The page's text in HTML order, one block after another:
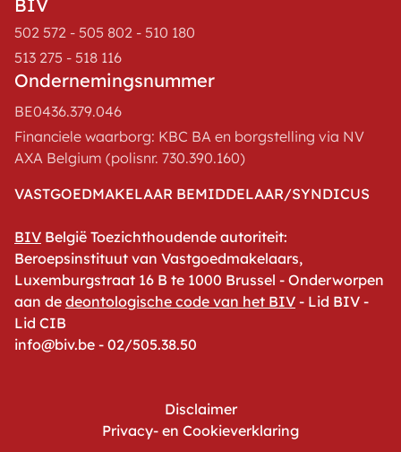
BIV
502 572 - 505 802 - 510 180
513 275 - 518 116
Ondernemingsnummer
BE0436.379.046
Financiele waarborg: KBC BA en borgstelling via NV
AXA Belgium (polisnr. 730.390.160)
VASTGOEDMAKELAAR BEMIDDELAAR/SYNDICUS
BIV België Toezichthoudende autoriteit:
Beroepsinstituut van Vastgoedmakelaars,
Luxemburgstraat 16 B te 1000 Brussel - Onderworpen
aan de deontologische code van het BIV - Lid BIV -
Lid CIB
info@biv.be - 02/505.38.50
Disclaimer
Privacy- en Cookieverklaring